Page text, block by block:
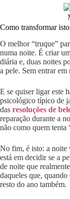
Como transformar
O melhor “truque”
numa noite. É criar
diária e, duas noites
a pele. Sem entrar
E se quiser ligar este
psicológico típico de
das resoluções de
reparação durante a
não como quem tenta
No fim, é isto: a noite
está em decidir se a
de noite que
daqueles que,
resto do ano também.